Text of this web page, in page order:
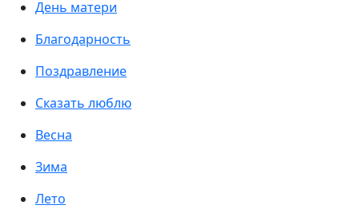
День матери
Благодарность
Поздравление
Сказать люблю
Весна
Зима
Лето